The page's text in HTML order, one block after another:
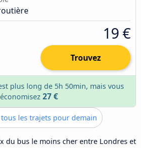
19 €
Trouvez
plus long de 5h 50min, mais vous
économisez 27 €
les trajets pour demain
du bus le moins cher entre Londres et